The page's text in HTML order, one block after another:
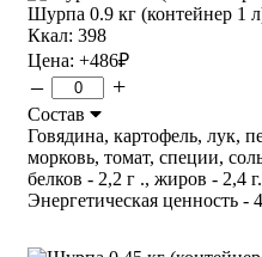
Шурпа 0.9 кг (контейнер 1
Ккал: 398
Цена: +486₽
– +
Состав
Говядина, картофель, лук,
морковь, томат, специи,
белков - 2,2 г ., жиров - 2,4
Энергетическая ценность -